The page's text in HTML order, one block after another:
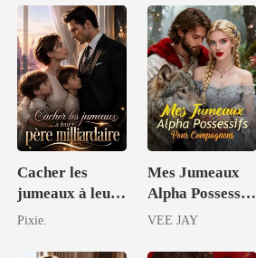
Cacher les
jumeaux à leur
père
Pixie.
Mes Jumeaux
Alpha Possessifs
Pour
VEE JAY